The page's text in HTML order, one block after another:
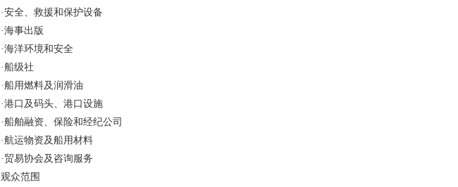
·安全、救援和保护设备
·海事出版
·海洋环境和安全
·船级社
·船用燃料及润滑油
·港口及码头、港口设施
·船舶融资、保险和经纪公司
·航运物资及船用材料
·贸易协会及咨询服务
观众范围